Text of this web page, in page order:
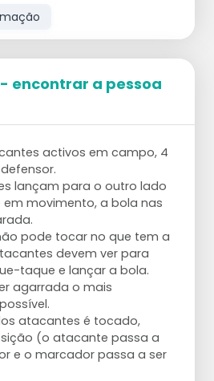
dar assistência aos
ser jogados em 2 cestos,
de assistência por baixo
A troca após uma
assistência aos atacantes:
os atacantes só têm 3
uma oportunidade.
não é permitido rematar.
ser utilizados mais
defesa direto. Mais
mais opções.
encontrar a pessoa
activos em campo, 4
lançam para o outro lado
movimento, a bola nas
pode tocar no que tem a
devem ver para
taque e lançar a bola.
agarrada o mais
atacantes é tocado,
(o atacante passa a
e o marcador passa a ser